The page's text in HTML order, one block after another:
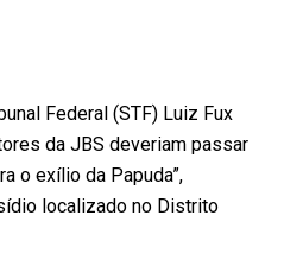
Federal (STF) Luiz Fux
da JBS deveriam passar
o exílio da Papuda”,
localizado no Distrito